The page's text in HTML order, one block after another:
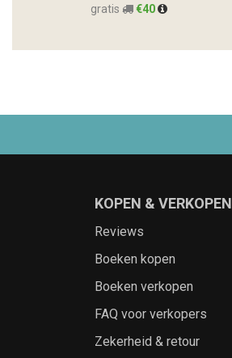
gratis
€40
KOPEN & VERKOPEN
Reviews
Boeken kopen
Boeken verkopen
FAQ voor verkopers
Zekerheid & retour